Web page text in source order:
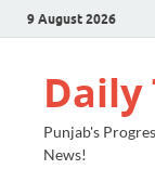
9 August 2026
Daily
Punjab's
News!